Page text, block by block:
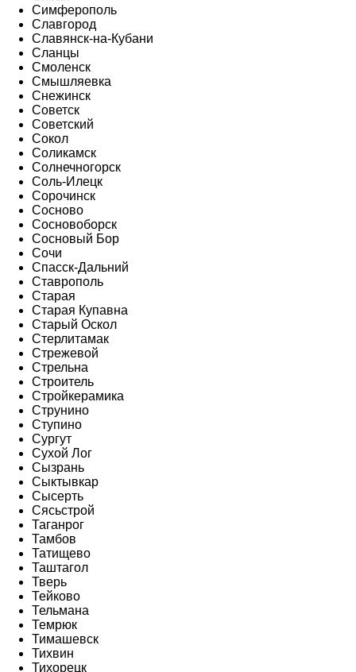
Симферополь
Славгород
Славянск-на-Кубани
Сланцы
Смоленск
Смышляевка
Снежинск
Советск
Советский
Сокол
Соликамск
Солнечногорск
Соль-Илецк
Сорочинск
Сосново
Сосновоборск
Сосновый Бор
Сочи
Спасск-Дальний
Ставрополь
Старая
Старая Купавна
Старый Оскол
Стерлитамак
Стрежевой
Стрельна
Строитель
Стройкерамика
Струнино
Ступино
Сургут
Сухой Лог
Сызрань
Сыктывкар
Сысерть
Сясьстрой
Таганрог
Тамбов
Татищево
Таштагол
Тверь
Тейково
Тельмана
Темрюк
Тимашевск
Тихвин
Тихорецк